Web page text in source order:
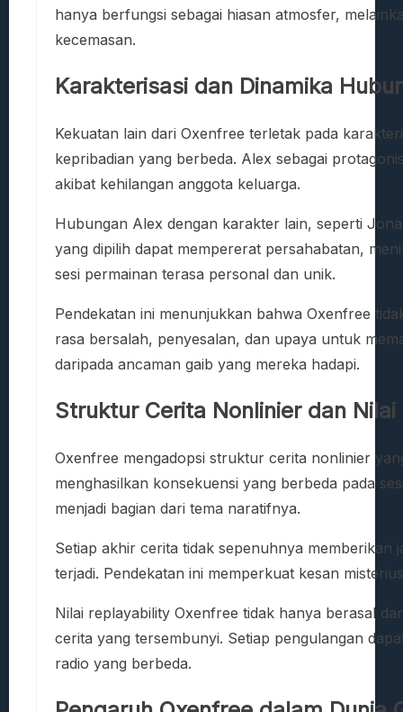
hanya berfungsi sebagai hiasan atmosfer,
kecemasan.
Karakterisasi dan Dinamika
Kekuatan lain dari Oxenfree terletak pada
kepribadian yang berbeda. Alex sebagai
akibat kehilangan anggota keluarga.
Hubungan Alex dengan karakter lain, seperti
yang dipilih dapat mempererat persahabatan,
sesi permainan terasa personal dan unik.
Pendekatan ini menunjukkan bahwa Oxenfree
rasa bersalah, penyesalan, dan upaya untuk
daripada ancaman gaib yang mereka hadapi.
Struktur Cerita Nonlinier dan
Oxenfree mengadopsi struktur cerita nonlinier
menghasilkan konsekuensi yang berbeda pada
menjadi bagian dari tema naratifnya.
Setiap akhir cerita tidak sepenuhnya memberikan
terjadi. Pendekatan ini memperkuat kesan
Nilai replayability Oxenfree tidak hanya berasal
cerita yang tersembunyi. Setiap pengulangan
radio yang berbeda.